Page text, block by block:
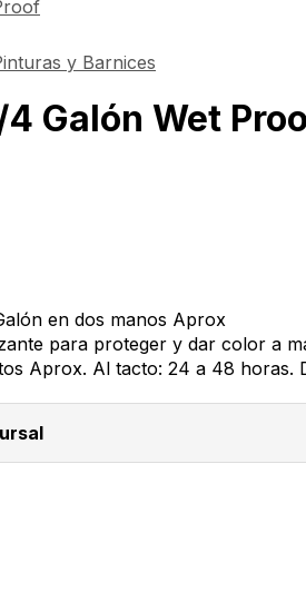
y Barnices
Galón Wet
en dos manos Aprox
para proteger y dar color a
Aprox. Al tacto: 24 a 48 horas.